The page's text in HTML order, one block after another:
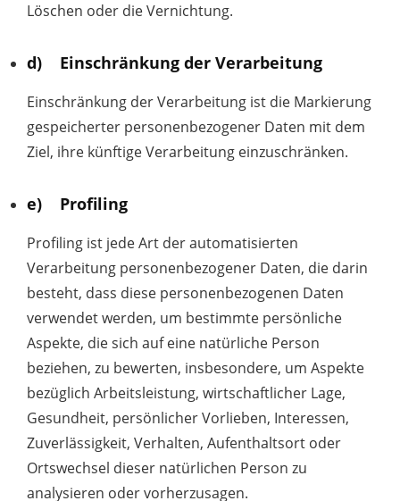
Löschen oder die Vernichtung.
d) Einschränkung der Verarbeitung
Einschränkung der Verarbeitung ist die Markierung
gespeicherter personenbezogener Daten mit dem
Ziel, ihre künftige Verarbeitung einzuschränken.
e) Profiling
Profiling ist jede Art der automatisierten
Verarbeitung personenbezogener Daten, die darin
besteht, dass diese personenbezogenen Daten
verwendet werden, um bestimmte persönliche
Aspekte, die sich auf eine natürliche Person
beziehen, zu bewerten, insbesondere, um Aspekte
bezüglich Arbeitsleistung, wirtschaftlicher Lage,
Gesundheit, persönlicher Vorlieben, Interessen,
Zuverlässigkeit, Verhalten, Aufenthaltsort oder
Ortswechsel dieser natürlichen Person zu
analysieren oder vorherzusagen.